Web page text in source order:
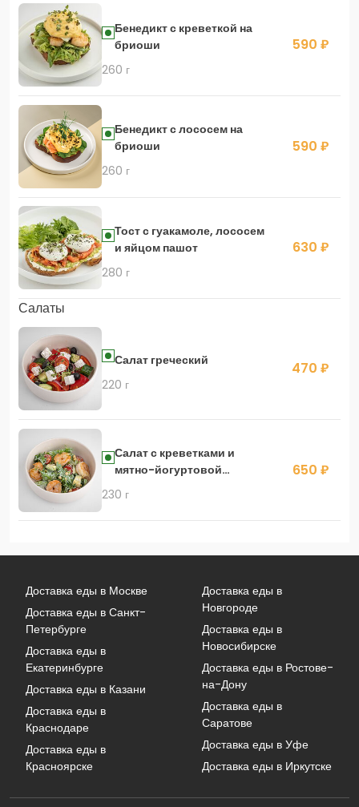
Бенедикт с креветкой на
бриоши
260 г
590 ₽
Бенедикт с лососем на
бриоши
260 г
590 ₽
Тост с гуакамоле, лососем
и яйцом пашот
280 г
630 ₽
Салаты
Салат греческий
220 г
470 ₽
Салат с креветками и
мятно-йогуртовой
заправкой
230 г
650 ₽
Доставка еды в Москве
Доставка еды в Санкт-
Петербурге
Доставка еды в
Екатеринбурге
Доставка еды в Казани
Доставка еды в
Краснодаре
Доставка еды в
Красноярске
Доставка еды в
Новгороде
Доставка еды в
Новосибирске
Доставка еды в Ростове-
на-Дону
Доставка еды в
Саратове
Доставка еды в Уфе
Доставка еды в Иркутске